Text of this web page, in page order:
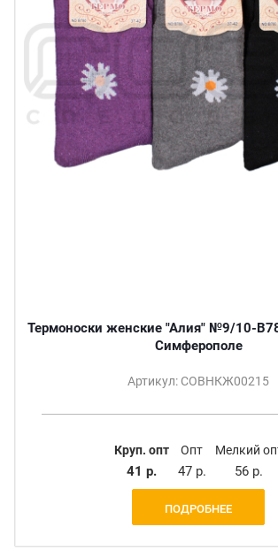
Термоноски женские "Алия" №9/10-
Симферополе
Артикул: СОВНКЖ00215
Круп. опт
41 р.
Опт
47 р.
Мелкий
56 р.
ПОДРОБНЕЕ